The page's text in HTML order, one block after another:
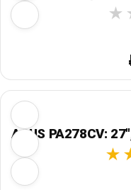
ASUS PA278CV: